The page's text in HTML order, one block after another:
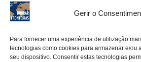
Gerir o
Para fornecer uma experiência de utilização
tecnologias como cookies para armazenar e/ou
seu dispositivo. Consentir estas tecnologias
16 Fevereiro 2020 às
ADOREI o post e o ‘fascinante mundo
da Coreia do Norte. Inveja muitooooo